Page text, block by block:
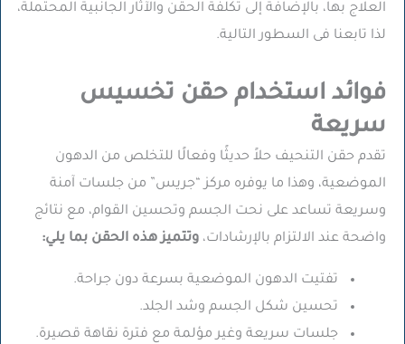
العلاج بها، بالإضافة إلى تكلفة الحقن والآثار الجانبية المحتملة،
لذا تابعنا فى السطور التالية.
فوائد استخدام حقن تخسيس
سريعة
تقدم حقن التنحيف حلاً حديثًا وفعالًا للتخلص من الدهون
الموضعية، وهذا ما يوفره مركز “جريس” من جلسات آمنة
وسريعة تساعد على نحت الجسم وتحسين القوام، مع نتائج
واضحة عند الالتزام بالإرشادات، وتتميز هذه الحقن بما يلي:
تفتيت الدهون الموضعية بسرعة دون جراحة.
تحسين شكل الجسم وشد الجلد.
جلسات سريعة وغير مؤلمة مع فترة نقاهة قصيرة.